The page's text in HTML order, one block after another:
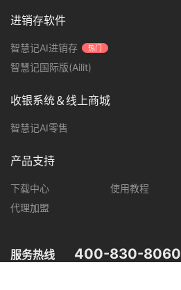
服务热线 400-830-8060
进销存软件
智慧记AI进销存 热门
智慧记国际版(Ailit)
收银系统＆线上商城
智慧记AI零售
产品支持
下载中心 使用教程
代理加盟